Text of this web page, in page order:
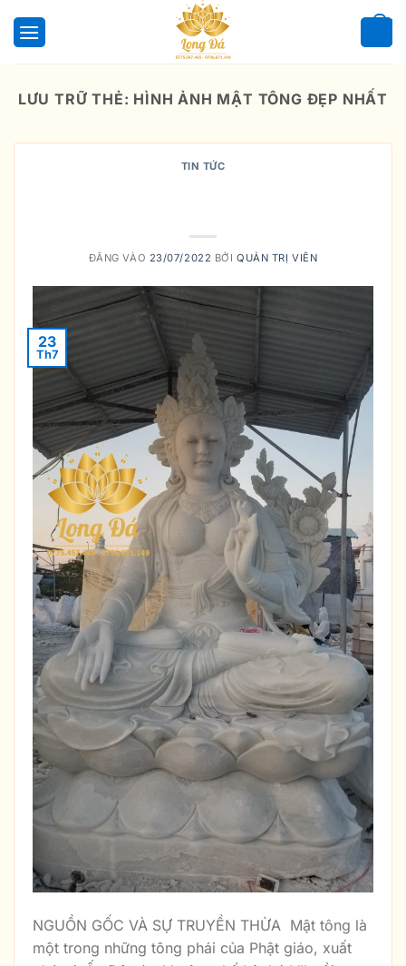
qua
LƯU TRỮ THẺ: HÌNH ẢNH MẬT TÔNG ĐẸP NHẤT
TIN TỨC
ĐĂNG VÀO 23/07/2022 BỞIQUẢN TRỊ VIÊN
23
Th7
NGUỒN GỐC VÀ SỰ TRUYỀN THỪA Mật tông là
một trong những tông phái của Phật giáo, xuất